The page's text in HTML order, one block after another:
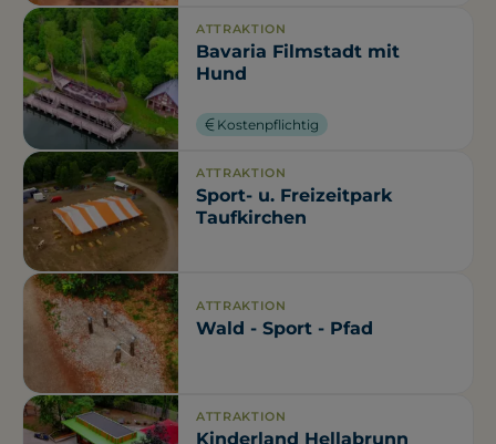
ATTRAKTION
Bavaria Filmstadt mit
Hund
Kostenpflichtig
ATTRAKTION
Sport- u. Freizeitpark
Taufkirchen
ATTRAKTION
Wald - Sport - Pfad
ATTRAKTION
Kinderland Hellabrunn